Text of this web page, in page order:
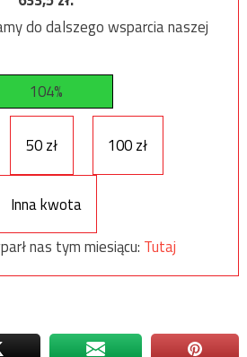
do dalszego wsparcia naszej
104%
50 zł 100 zł
Inna kwota
nas tym miesiącu: Tutaj